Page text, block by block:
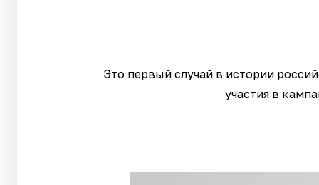
Это первый случай в истории
участия в